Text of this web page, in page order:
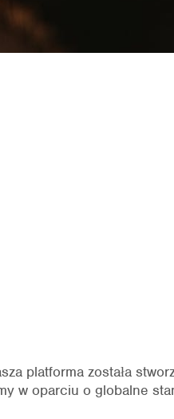
platforma została
w oparciu o globalne